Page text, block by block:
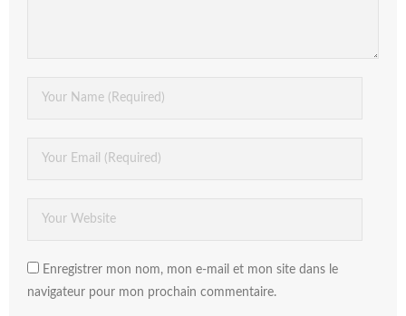
Enregistrer mon nom, mon e-mail et mon site dans le
navigateur pour mon prochain commentaire.